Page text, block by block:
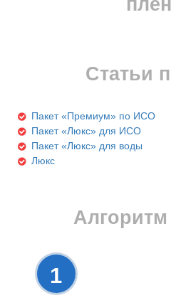
Статьи
Пакет «Премиум» по ИСО
Пакет «Люкс» для ИСО
Пакет «Люкс» для воды
Люкс
1